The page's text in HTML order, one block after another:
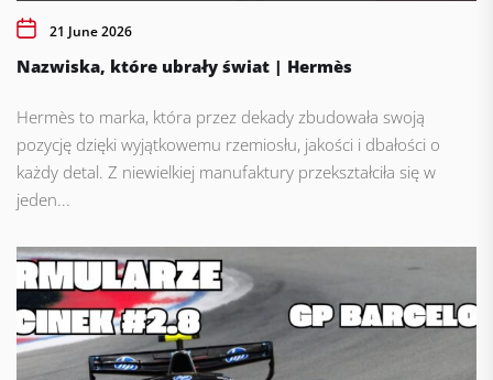
21 June 2026
Nazwiska, które ubrały świat | Hermès
Hermès to marka, która przez dekady zbudowała swoją
pozycję dzięki wyjątkowemu rzemiosłu, jakości i dbałości o
każdy detal. Z niewielkiej manufaktury przekształciła się w
jeden...